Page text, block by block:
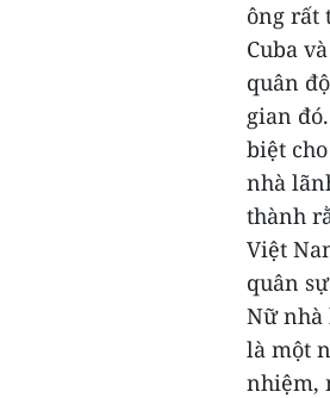
ông rất
Cuba
quân
gian
biệt
nhà
thành
Việt
quân
Nữ nhà
là một
nhiệm,